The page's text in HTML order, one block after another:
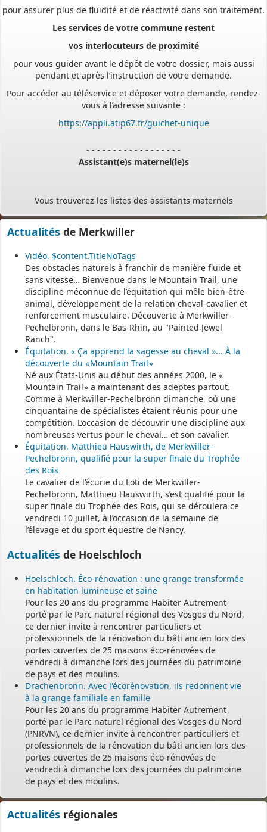
Les services de votre commune restent
vos interlocuteurs de proximité
pour vous guider avant le dépôt de votre dossier, mais aussi
Pour accéder au téléservice et déposer votre demande, rendez-
https://appli.atip67.fr/guichet-unique
- - - - - - - - - - - - - - - - - -
et MAM par commune sur le site :https://www.bas-rhin.fr/carte-
Il est mis à jour tous les vendredis.
des assistants maternels.
- - - - - - - - - - - - - - - - - -
Permanence mairie
Le secrétariat est fermé le samedi matin.
Une permanence est assurée par le maire, sur rendez-vous.
Actualités de Merkwiller
Vidéo. $content.TitleNoTags
Des obstacles naturels à franchir de manière fluide et
sans vitesse… Bienvenue dans le Mountain Trail, une
discipline méconnue de l’équitation qui mêle bien-être
animal, développement de la relation cheval-cavalier et
renforcement musculaire. Découverte à Merkwiller-
Pechelbronn, dans le Bas-Rhin, au "Painted Jewel
Ranch".
Équitation. « Ça apprend la sagesse au cheval »... À la
découverte du « Mountain Trail »
Né aux États-Unis au début des années 2000, le «
Mountain Trail » a maintenant des adeptes partout.
Comme à Merkwiller-Pechelbronn dimanche, où une
cinquantaine de spécialistes étaient réunis pour une
compétition. L’occasion de découvrir une discipline aux
nombreuses vertus pour le cheval… et son cavalier.
Équitation. Matthieu Hauswirth, de Merkwiller-
Pechelbronn, qualifié pour la super finale du Trophée
des Rois
Le cavalier de l’écurie du Loti de Merkwiller-
Pechelbronn, Matthieu Hauswirth, s’est qualifié pour la
super finale du Trophée des Rois, qui se déroulera ce
vendredi 10 juillet, à l’occasion de la semaine de
l’élevage et du sport équestre de Nancy.
Actualités de Hoelschloch
Hoelschloch. Éco-rénovation : une grange transformée
en habitation lumineuse et saine
Pour les 20 ans du programme Habiter Autrement
porté par le Parc naturel régional des Vosges du Nord,
ce dernier invite à rencontrer particuliers et
professionnels de la rénovation du bâti ancien lors des
portes ouvertes de 25 maisons éco-rénovées de
vendredi à dimanche lors des journées du patrimoine
de pays et des moulins.
Drachenbronn. Avec l'écorénovation, ils redonnent vie
à la grange familiale en famille
Pour les 20 ans du programme Habiter Autrement
porté par le Parc naturel régional des Vosges du Nord
(PNRVN), ce dernier invite à rencontrer particuliers et
professionnels de la rénovation du bâti ancien lors des
portes ouvertes de 25 maisons éco-rénovées de
vendredi à dimanche lors des journées du patrimoine
de pays et des moulins.
Actualités régionales